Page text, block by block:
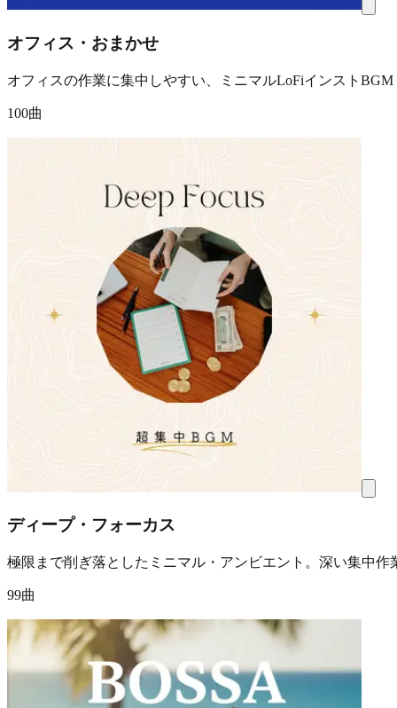
オフィス・おまかせ
オフィスの作業に集中しやすい、ミニマルLoFiインストBGM
100曲
ディープ・フォーカス
極限まで削ぎ落としたミニマル・アンビエント。深い集中作
99曲